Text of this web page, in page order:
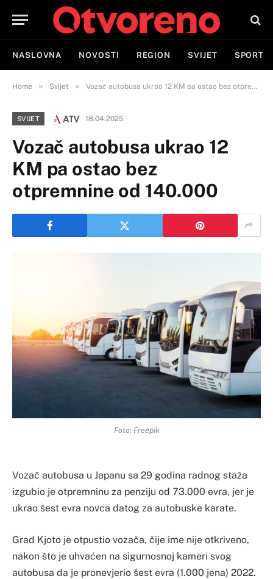
NASLOVNA NOVOSTI REGION SVIJET SPORT
Home » Svijet » Vozač autobusa ukrao 12 KM pa ostao bez otpremnine od 140.000
SVIJET 18.04.2025
Vozač autobusa ukrao 12
KM pa ostao bez
otpremnine od 140.000
Foto: Freepik
Vozač autobusa u Japanu sa 29 godina radnog staža
izgubio je otpremninu za penziju od 73.000 evra, jer je
ukrao šest evra novca datog za autobuske karate.
Grad Kjoto je otpustio vozača, čije ime nije otkriveno,
nakon što je uhvaćen na sigurnosnoj kameri svog
autobusa da je pronevjerio šest evra (1.000 jena) 2022.